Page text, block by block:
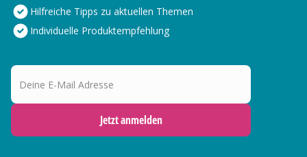
Hilfreiche Tipps zu aktuellen Themen
Individuelle Produktempfehlung
Deine E-Mail Adresse
Jetzt anmelden